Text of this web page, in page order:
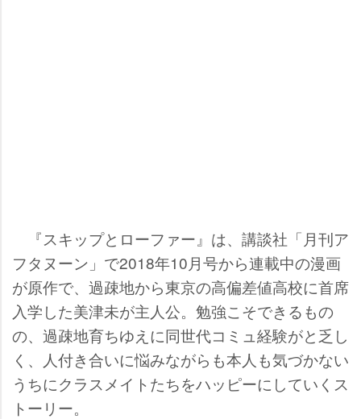
『スキップとローファー』は、講談社「月刊ア
フタヌーン」で2018年10月号から連載中の漫画
が原作で、過疎地から東京の高偏差値高校に首席
入学した美津未が主人公。勉強こそできるもの
の、過疎地育ちゆえに同世代コミュ経験がと乏し
く、人付き合いに悩みながらも本人も気づかない
うちにクラスメイトたちをハッピーにしていくス
トーリー。